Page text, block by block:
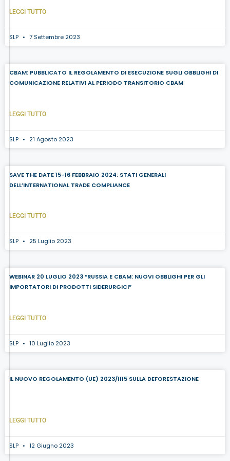
LEGGI TUTTO
SLP 7 Settembre 2023
CBAM: PUBBLICATO IL REGOLAMENTO DI ESECUZIONE SUGLI OBBLIGHI DI
COMUNICAZIONE RELATIVI AL PERIODO TRANSITORIO CBAM
LEGGI TUTTO
SLP 21 Agosto 2023
SAVE THE DATE 15-16 FEBBRAIO 2024: STATI GENERALI
DELL’INTERNATIONAL TRADE COMPLIANCE
LEGGI TUTTO
SLP 25 Luglio 2023
WEBINAR 20 LUGLIO 2023 “RUSSIA E CBAM: NUOVI OBBLIGHI PER GLI
IMPORTATORI DI PRODOTTI SIDERURGICI”
LEGGI TUTTO
SLP 10 Luglio 2023
IL NUOVO REGOLAMENTO (UE) 2023/1115 SULLA DEFORESTAZIONE
LEGGI TUTTO
SLP 12 Giugno 2023